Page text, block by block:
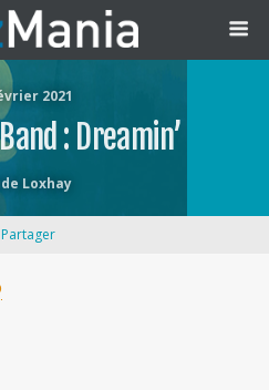
2021
: Dreamin’
Loxhay
Partager